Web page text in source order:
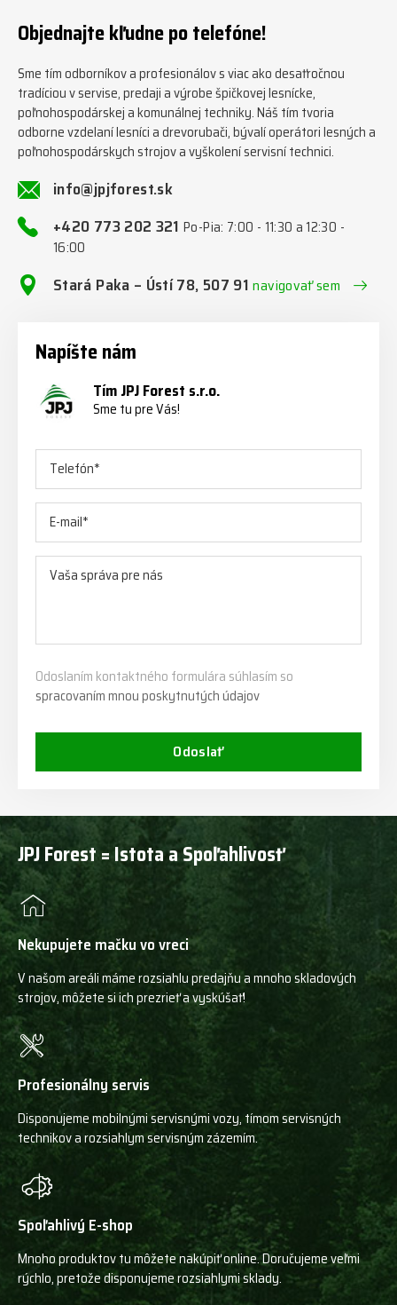
#firewoodproduction
#firewood #deitmer
Objednajte kľudne po telefóne!
Sme tím odborníkov a profesionálov s viac ako desaťročnou
tradíciou v servise, predaji a výrobe špičkovej lesnícke,
poľnohospodárskej a komunálnej techniky. Náš tím tvoria
odborne vzdelaní lesníci a drevorubači, bývalí operátori lesných a
poľnohospodárskych strojov a vyškolení servisní technici.
info@jpjforest.sk
+420 773 202 321Po-Pia: 7:00 - 11:30 a 12:30 -
16:00
Stará Paka – Ústí 78, 507 91navigovať sem
Napíšte nám
Tím JPJ Forest s.r.o.
Sme tu pre Vás!
Odoslaním kontaktného formulára súhlasím so
spracovaním mnou poskytnutých údajov
Odoslať
JPJ Forest = Istota a Spoľahlivosť
Nekupujete mačku vo vreci
V našom areáli máme rozsiahlu predajňu a mnoho skladových
strojov, môžete si ich prezrieť a vyskúšať!
Profesionálny servis
Disponujeme mobilnými servisnými vozy, tímom servisných
technikov a rozsiahlym servisným zázemím.
Spoľahlivý E-shop
Mnoho produktov tu môžete nakúpiť online. Doručujeme veľmi
rýchlo, pretože disponujeme rozsiahlymi sklady.